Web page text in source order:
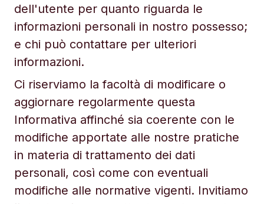
dell'utente per quanto riguarda le
informazioni personali in nostro possesso;
e chi può contattare per ulteriori
informazioni.
Ci riserviamo la facoltà di modificare o
aggiornare regolarmente questa
Informativa affinché sia coerente con le
modifiche apportate alle nostre pratiche
in materia di trattamento dei dati
personali, così come con eventuali
modifiche alle normative vigenti. Invitiamo